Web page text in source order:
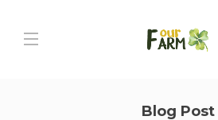
Blog Post